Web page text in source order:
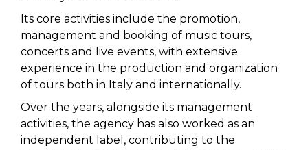
Its core activities include the promotion,
management and booking of music tours,
concerts and live events, with extensive
experience in the production and organization
of tours both in Italy and internationally.
Over the years, alongside its management
activities, the agency has also worked as an
independent label, contributing to the